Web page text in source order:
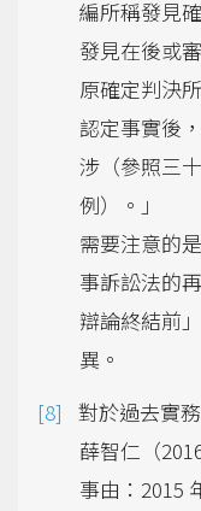
編所稱發見
發見在後或
原確定判決
認定事實後
涉（參照三
例）。」
需要注意的是
事訴訟法的
辯論終結前
異。
對於過去實
薛智仁（
事由：2015